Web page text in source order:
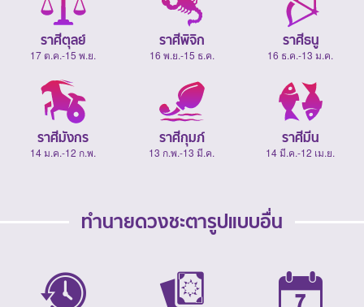
ราศีตุลย์
17 ต.ค.-15 พ.ย.
ราศีพิจิก
16 พ.ย.-15 ธ.ค.
ราศีธนู
16 ธ.ค.-13 ม.ค.
ราศีมังกร
14 ม.ค.-12 ก.พ.
ราศีกุมภ์
13 ก.พ.-13 มี.ค.
ราศีมีน
14 มี.ค.-12 เม.ย.
ทำนายดวงชะตารูปแบบอื่น